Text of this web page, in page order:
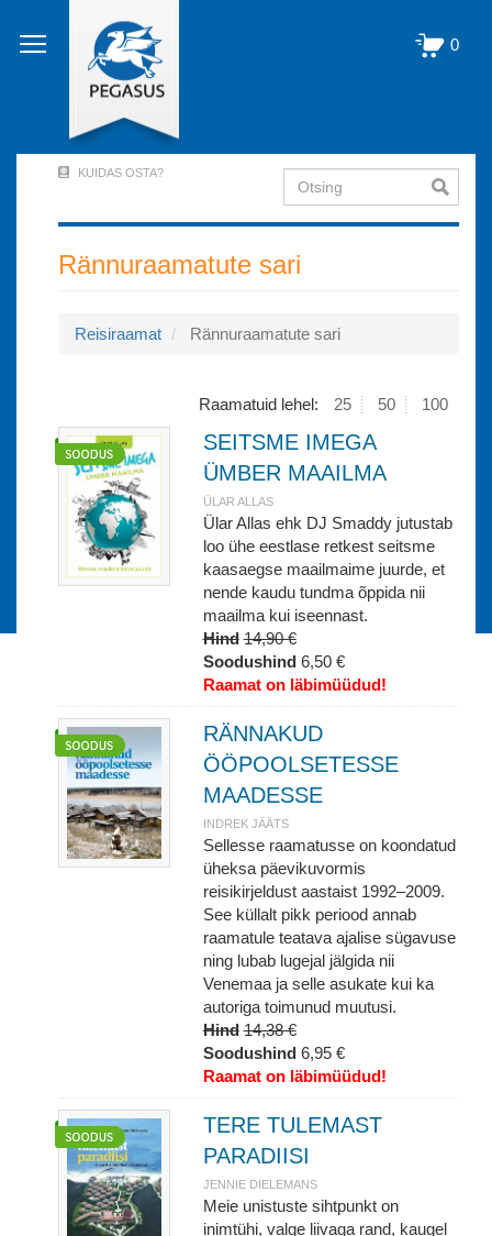
edasi
põhisisu
0
Account
Menu
out)
KUIDAS OSTA? Otsing
Rännuraamatute sari
Reisiraamat Rännuraamatute sari
Raamatuid lehel: 25 50 100
SEITSME IMEGA
ÜMBER MAAILMA
ÜLAR ALLAS
Ülar Allas ehk DJ Smaddy jutustab
loo ühe eestlase retkest seitsme
kaasaegse maailmaime juurde, et
nende kaudu tundma õppida nii
maailma kui iseennast.
Hind 14,90 €
Soodushind 6,50 €
Raamat on läbimüüdud!
RÄNNAKUD
ÖÖPOOLSETESSE
MAADESSE
INDREK JÄÄTS
Sellesse raamatusse on koondatud
üheksa päevikuvormis
reisikirjeldust aastaist 1992–2009.
See küllalt pikk periood annab
raamatule teatava ajalise sügavuse
ning lubab lugejal jälgida nii
Venemaa ja selle asukate kui ka
autoriga toimunud muutusi.
Hind 14,38 €
Soodushind 6,95 €
Raamat on läbimüüdud!
TERE TULEMAST
PARADIISI
JENNIE DIELEMANS
Meie unistuste sihtpunkt on
inimtühi, valge liivaga rand, kaugel